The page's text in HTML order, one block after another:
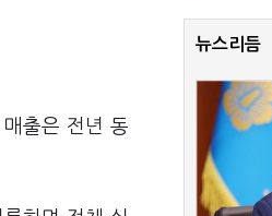
출은 전년 동
뉴스리듬